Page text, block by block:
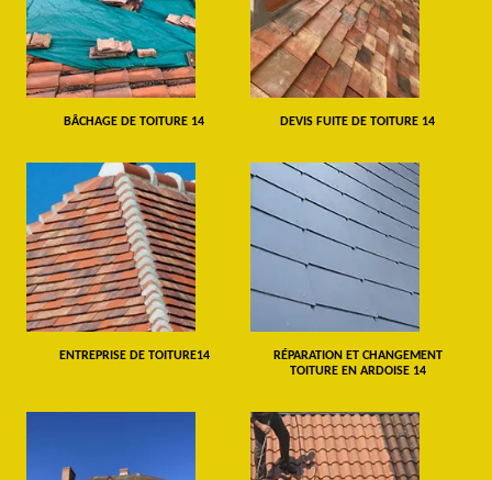
BÂCHAGE DE TOITURE 14 DEVIS FUITE DE TOITURE 14
ENTREPRISE DE TOITURE14
RÉPARATION ET CHANGEMENT
TOITURE EN ARDOISE 14